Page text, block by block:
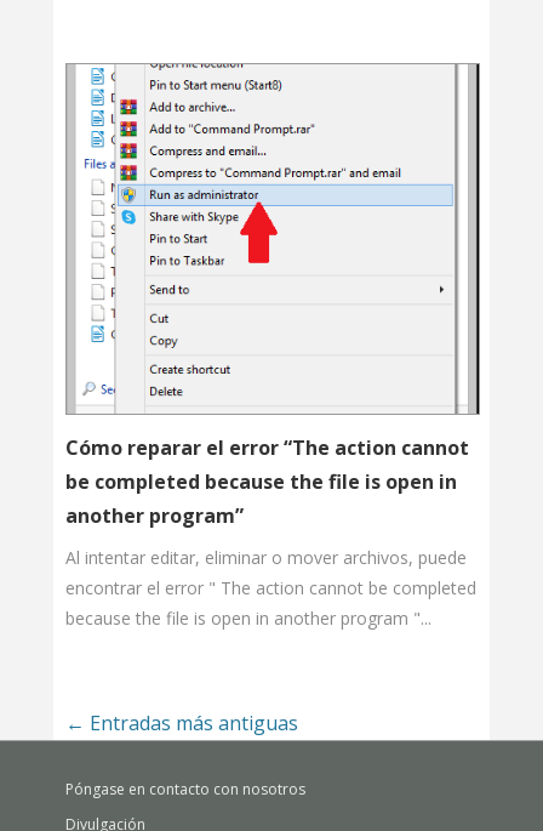
Cómo reparar el error “The action cannot
be completed because the file is open in
another program”
Al intentar editar, eliminar o mover archivos, puede
encontrar el error " The action cannot be completed
because the file is open in another program "...
← Entradas más antiguas
Póngase en contacto con nosotros
Divulgación